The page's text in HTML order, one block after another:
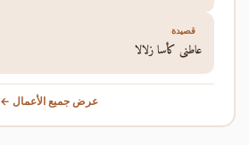
قصيدة
عاطني كأسا زلالا
عرض جميع الأعمال ←